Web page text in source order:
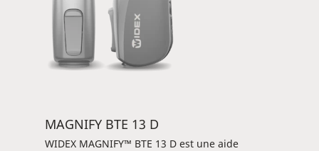
MAGNIFY BTE 13 D
WIDEX MAGNIFY™ BTE 13 D est une aide